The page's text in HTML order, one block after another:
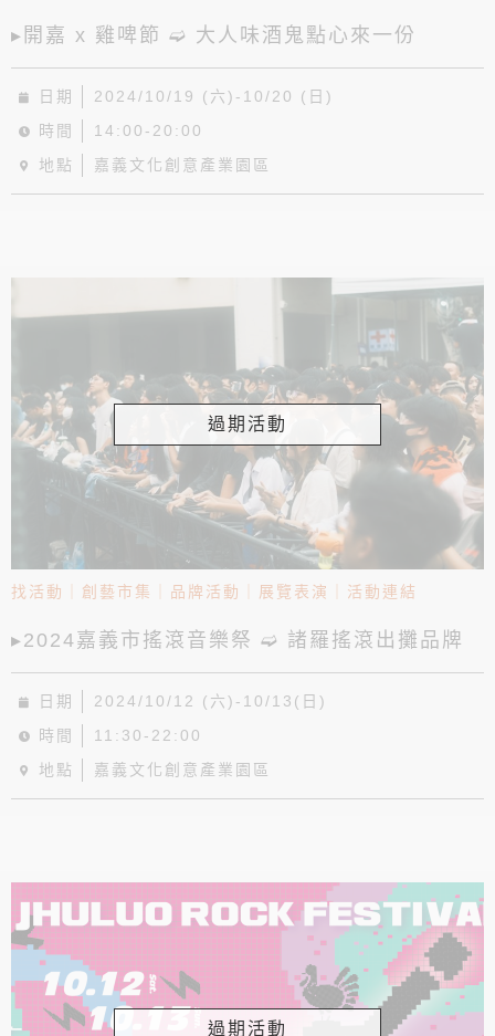
▸開嘉 x 雞啤節 ➫ 大人味酒鬼點心來一份
日期
2024/10/19 (六)-10/20 (日)
時間
14:00-20:00
地點
嘉義文化創意產業園區
過期活動
找活動 創藝市集 品牌活動 展覽表演 活動連結
▸2024嘉義市搖滾音樂祭 ➫ 諸羅搖滾出攤品牌
日期
2024/10/12 (六)-10/13(日)
時間
11:30-22:00
地點
嘉義文化創意產業園區
過期活動